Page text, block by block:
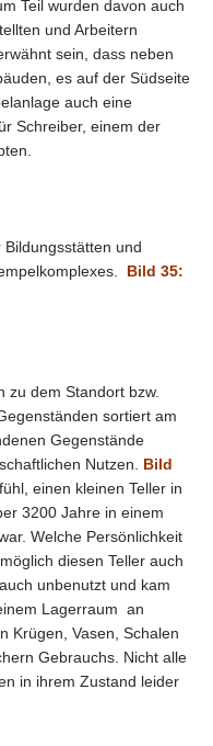
Teil wurden davon auch
und Arbeitern
sein, dass neben
es auf der Südseite
auch eine
Schreiber, einem der
und
Bild 35:
zu dem Standort bzw.
sortiert am
Gegenstände
Nutzen.
Bild
einen kleinen Teller in
3200 Jahre in einem
Welche Persönlichkeit
diesen Teller auch
unbenutzt und kam
Lagerraum an
Krügen, Vasen, Schalen
Gebrauchs. Nicht alle
in ihrem Zustand leider